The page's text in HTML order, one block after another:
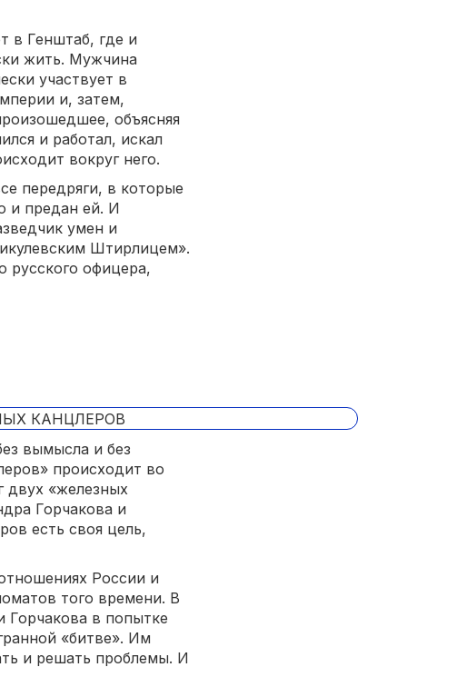
в Генштаб, где и
жить. Мужчина
участвует в
и, затем,
объясняя
и работал, искал
вокруг него.
передряги, в которые
и предан ей. И
умен и
Штирлицем».
русского офицера,
вымысла и без
происходит во
двух «железных
Горчакова и
есть своя цель,
России и
того времени. В
Горчакова в попытке
«битве». Им
и решать проблемы. И